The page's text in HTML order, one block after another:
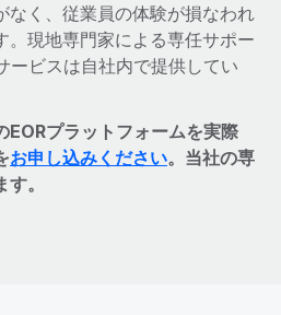
なく、従業員の体験が損なわれ
。現地専門家による専任サポー
ービスは自社内で提供してい
EORプラットフォームを実際
お申し込みください。当社の専
。